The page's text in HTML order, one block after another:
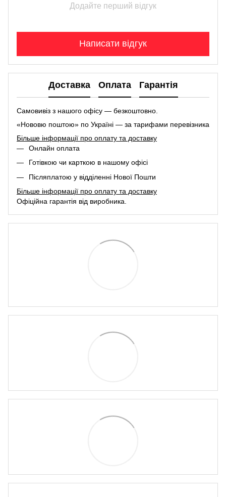
Додайте перший відгук
Написати відгук
Доставка Оплата Гарантія
Самовивіз з нашого офісу — безкоштовно.
«Нововю поштою» по Україні — за тарифами перевізника
Більше інформації про оплату та доставку
Онлайн оплата
Готівкою чи карткою в нашому офісі
Післяплатою у відділенні Нової Пошти
Більше інформації про оплату та доставку
Офіційна гарантія від виробника.